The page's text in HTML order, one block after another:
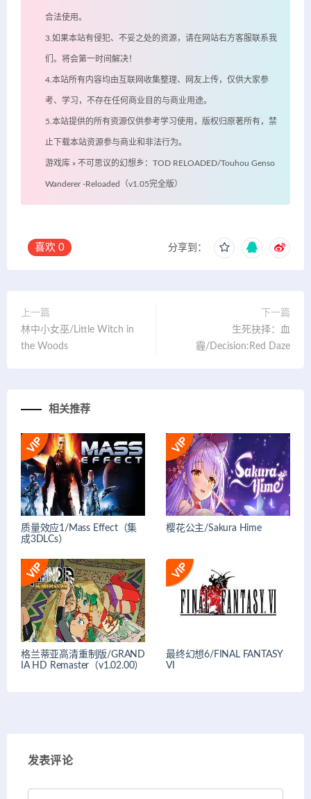
合法使用。
3.如果本站有侵犯、不妥之处的资源，请在网站右方客服联系我
们。将会第一时间解决！
4.本站所有内容均由互联网收集整理、网友上传，仅供大家参
考、学习，不存在任何商业目的与商业用途。
5.本站提供的所有资源仅供参考学习使用，版权归原著所有，禁
止下载本站资源参与商业和非法行为。
游戏库 » 不可思议的幻想乡：TOD RELOADED/Touhou Genso
Wanderer -Reloaded（v1.05完全版）
喜欢 0 分享到：
上一篇
林中小女巫/Little Witch in
the Woods
下一篇
生死抉择：血
霾/Decision:Red Daze
相关推荐
质量效应1/Mass Effect（集
成3DLCs）
樱花公主/Sakura Hime
格兰蒂亚高清重制版/GRAND
IA HD Remaster（v1.02.00）
最终幻想6/FINAL FANTASY
VI
发表评论